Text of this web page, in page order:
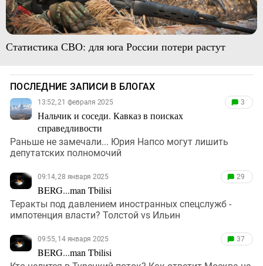
Статистика СВО: для юга России потери растут
ПОСЛЕДНИЕ ЗАПИСИ В БЛОГАХ
13:52, 21 февраля 2025
Нальчик и соседи. Кавказ в поисках
справедливости
3
Раньше не замечали... Юрия Напсо могут лишить
депутатских полномочий
09:14, 28 января 2025
BERG...man Tbilisi
29
Теракты под давлением иностранных спецслужб -
импотенция власти? Толстой vs Ильин
09:55, 14 января 2025
BERG...man Tbilisi
37